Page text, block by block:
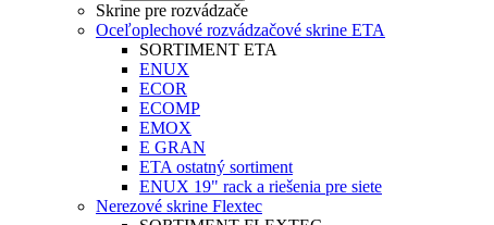
Skrine pre rozvádzače
Oceľoplechové rozvádzačové skrine ETA
SORTIMENT ETA
ENUX
ECOR
ECOMP
EMOX
E GRAN
ETA ostatný sortiment
ENUX 19" rack a riešenia pre siete
Nerezové skrine Flextec